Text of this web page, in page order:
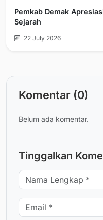
Pemkab Demak
Sejarah
22 July 2026
Komentar (0)
Belum ada komentar.
Tinggalkan